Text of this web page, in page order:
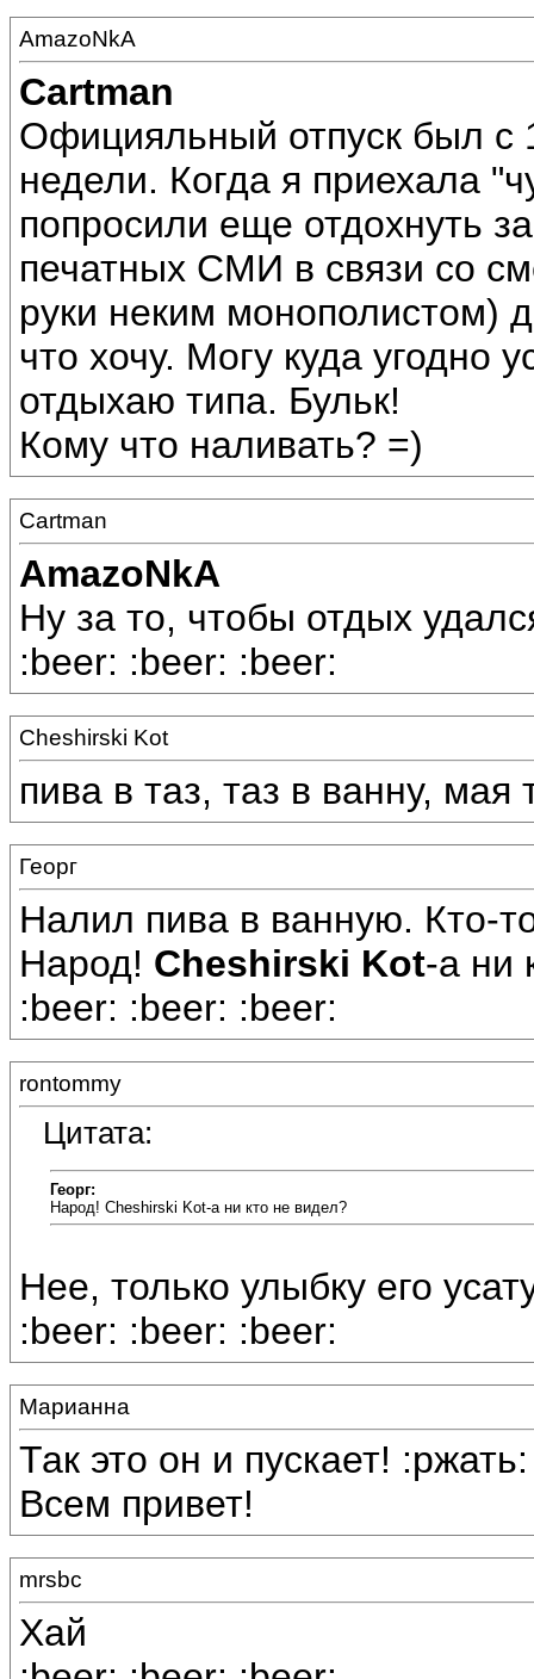
AmazoNkA
Cartman
Официяльный отпуск был с
недели. Когда я приехала
попросили еще отдохнуть
печатных СМИ в связи со
руки неким монополистом)
что хочу. Могу куда угодно
отдыхаю типа. Бульк!
Кому что наливать? =)
Cartman
AmazoNkA
Ну за то, чтобы отдых
:beer: :beer: :beer:
Cheshirski Kot
пива в таз, таз в ванну, мая
Георг
Налил пива в ванную. Кто-
Народ! Cheshirski Kot-а ни
:beer: :beer: :beer:
rontommy
Цитата:
Георг:
Народ! Cheshirski Kot-а ни кто не видел?
Нее, только улыбку его
:beer: :beer: :beer:
Марианна
Так это он и пускает! :ржать:
Всем привет!
mrsbc
Хай